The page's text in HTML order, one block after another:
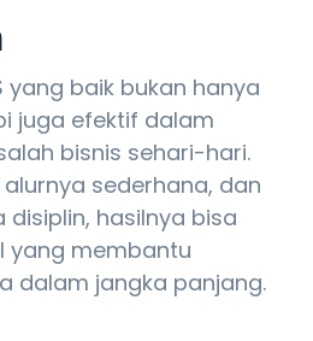
yang baik bukan hanya
juga efektif dalam
bisnis sehari-hari.
sederhana, dan
hasilnya bisa
yang membantu
dalam jangka panjang.